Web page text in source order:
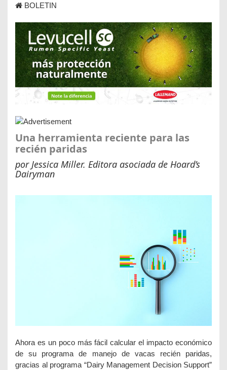
BOLETIN
Una herramienta reciente para las
recién paridas
por Jessica Miller. Editora asociada de Hoard’s
Dairyman
Ahora es un poco más fácil calcular el impacto económico
de su programa de manejo de vacas recién paridas,
gracias al programa “Dairy Management Decision Support”